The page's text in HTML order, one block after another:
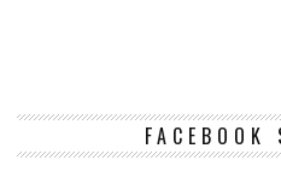
FACEBOOK